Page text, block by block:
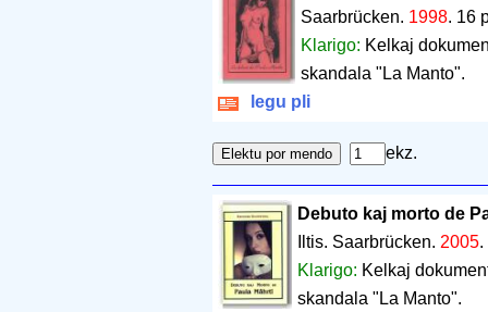
Saarbrücken. 1998. 16
Klarigo: Kelkaj
skandala "La Manto".
legu pli
ekz.
Debuto kaj morto de
Iltis. Saarbrücken. 2005.
Klarigo: Kelkaj
skandala "La Manto".